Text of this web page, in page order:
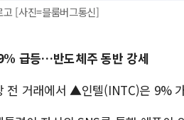
고 [사진=블룸버그통신]
급등…반도체주 동반 강세
전 거래에서 ▲인텔(INTC)은 9%